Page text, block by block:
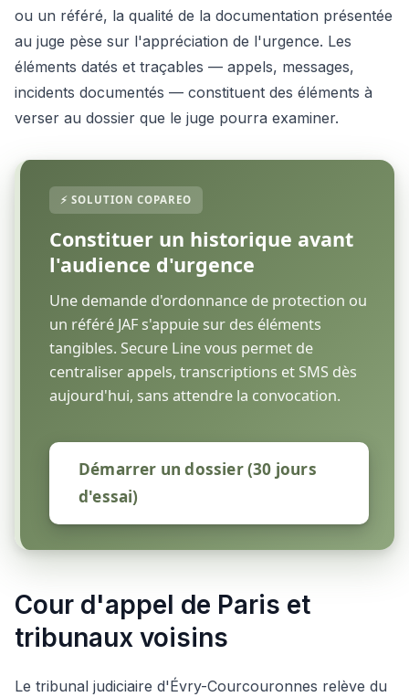
ou un référé, la qualité de la documentation présentée
au juge pèse sur l'appréciation de l'urgence. Les
éléments datés et traçables — appels, messages,
incidents documentés — constituent des éléments à
verser au dossier que le juge pourra examiner.
Constituer un historique avant
l'audience d'urgence
Une demande d'ordonnance de protection ou
un référé JAF s'appuie sur des éléments
tangibles. Secure Line vous permet de
centraliser appels, transcriptions et SMS dès
aujourd'hui, sans attendre la convocation.
Démarrer un dossier (30 jours
d'essai)
Cour d'appel de Paris et
tribunaux voisins
Le tribunal judiciaire d'Évry-Courcouronnes relève du